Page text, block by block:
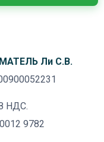
Ли С.В.
НДС.
9782